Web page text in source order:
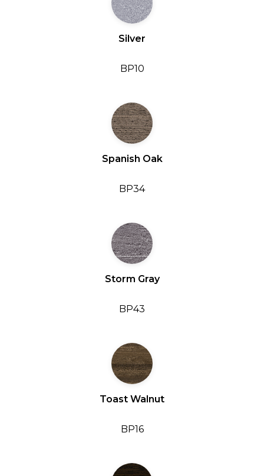
Silver
BP10
Spanish Oak
BP34
Storm Gray
BP43
Toast Walnut
BP16